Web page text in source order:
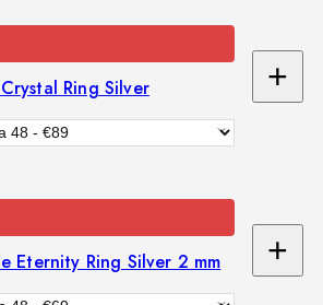
Ring Silver +
Eternity Ring Silver 2 mm +